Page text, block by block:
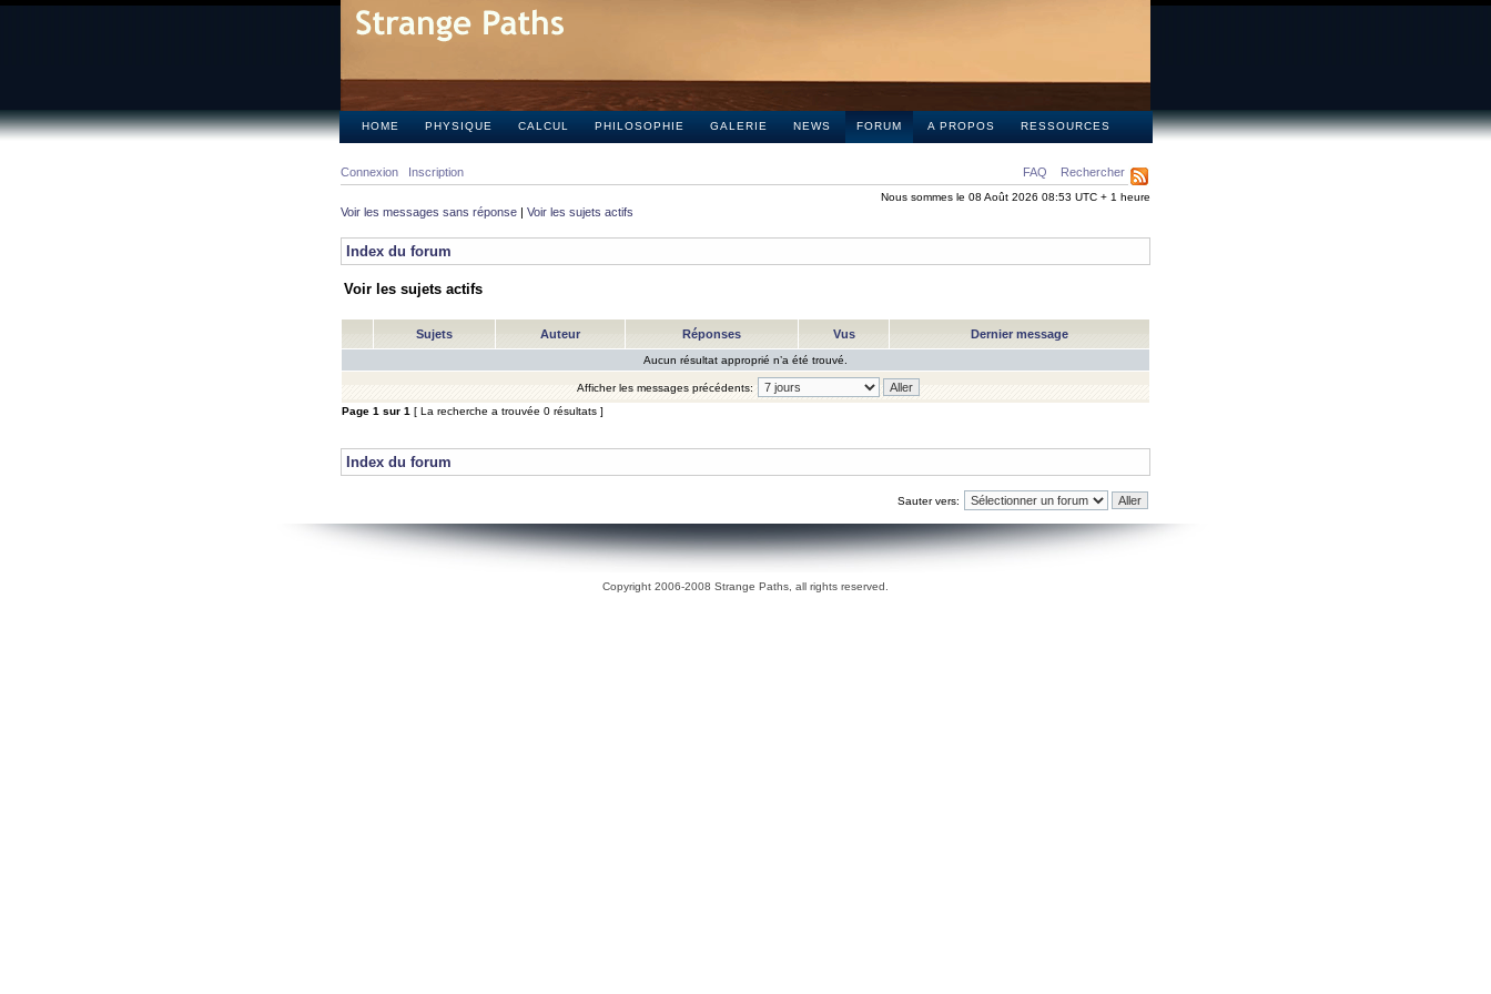
HOME PHYSIQUE CALCUL PHILOSOPHIE GALERIE NEWS FORUM A PROPOS RESSOURCES
FAQ Rechercher
Connexion Inscription
Nous sommes le 08 Août 2026 08:53 UTC + 1 heure
Voir les messages sans réponse | Voir les sujets actifs
Index du forum
Voir les sujets actifs
Sujets Auteur Réponses Vus Dernier message
Aucun résultat approprié n’a été trouvé.
Afficher les messages précédents:
Page 1 sur 1 [ La recherche a trouvée 0 résultats ]
Index du forum
Sauter vers:
Copyright 2006-2008 Strange Paths, all rights reserved.